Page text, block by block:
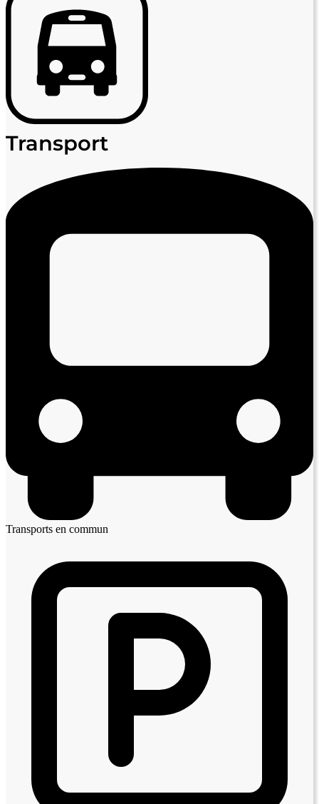
Transport
Transports en commun